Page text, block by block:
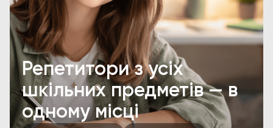
Репетитори з усіх
шкільних предметів — в
одному місці